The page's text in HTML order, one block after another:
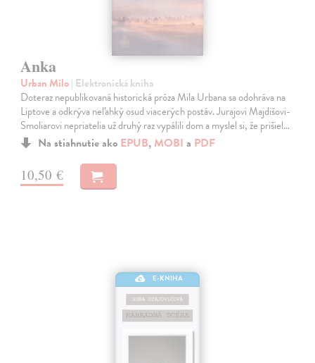
Anka
Urban Milo| Elektronická kniha
Doteraz nepublikovaná historická próza Mila Urbana sa odohráva na
Liptove a odkrýva neľahký osud viacerých postáv. Jurajovi Majdišovi-
Smoliarovi nepriatelia už druhý raz vypálili dom a myslel si, že prišiel…
Na stiahnutie ako EPUB, MOBI a PDF
10,50 €
E-KNIHA